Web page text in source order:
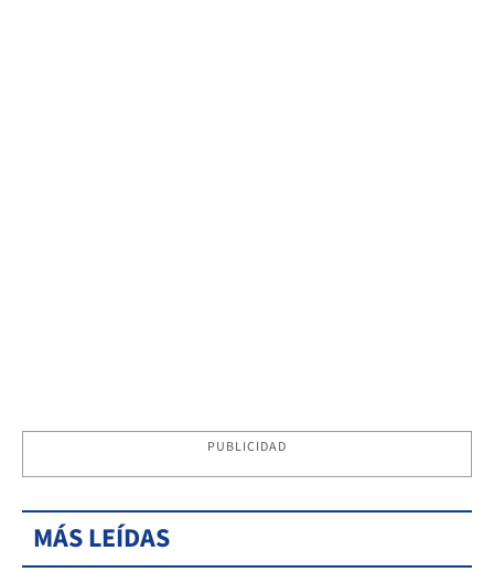
PUBLICIDAD
MÁS LEÍDAS